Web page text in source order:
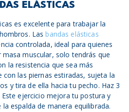
ELÁSTICAS
es excelente para trabajar la
Lasbandas elásticas
controlada, ideal para quienes
muscular, solo tendrás que
la resistencia que sea más
con las piernas estiradas, sujeta la
y tira de ella hacia tu pecho. Haz 3
ejercicio mejora tu postura y
espalda de manera equilibrada.